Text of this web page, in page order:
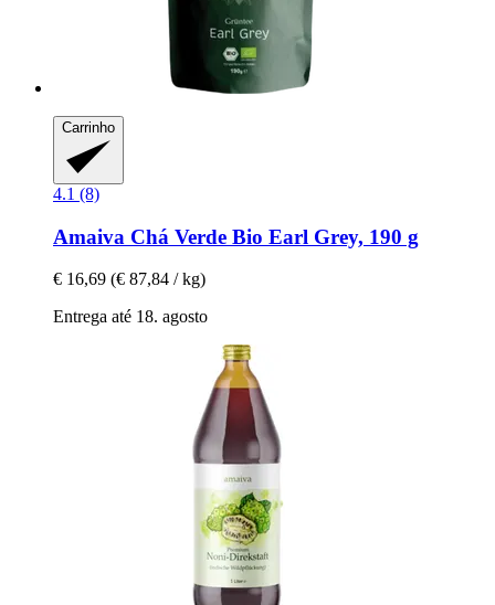
Carrinho
4.1 (8)
Amaiva Chá Verde Bio Earl Grey, 190 g
€ 16,69 (€ 87,84 / kg)
Entrega até 18. agosto